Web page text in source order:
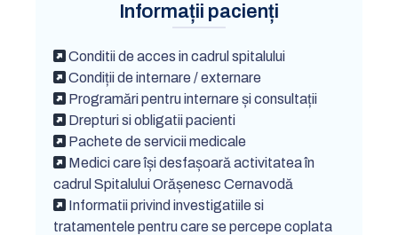
Informații pacienți
Conditii de acces in cadrul spitalului
Condiții de internare / externare
Programări pentru internare și consultații
Drepturi si obligatii pacienti
Pachete de servicii medicale
Medici care își desfașoară activitatea în
cadrul Spitalului Orășenesc Cernavodă
Informatii privind investigatiile si
tratamentele pentru care se percepe coplata